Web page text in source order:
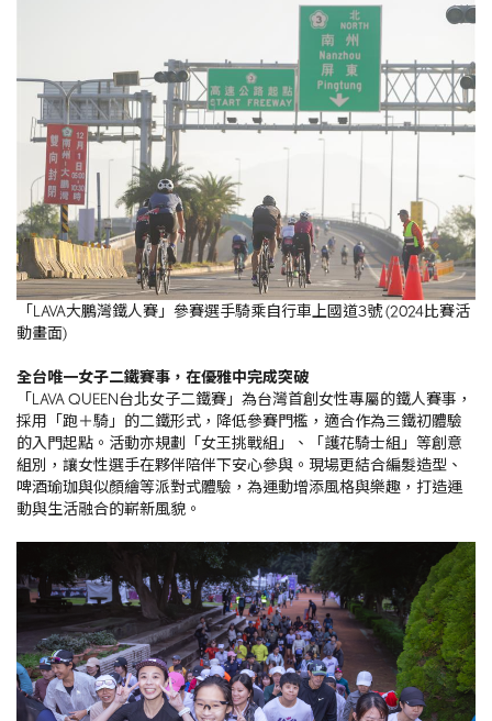
「LAVA大鵬灣鐵人賽」參賽選手騎乘自行車上國道3號 (2024比賽活
動畫面)
全台唯一女子二鐵賽事，在優雅中完成突破
「LAVA QUEEN台北女子二鐵賽」為台灣首創女性專屬的鐵人賽事，
採用「跑＋騎」的二鐵形式，降低參賽門檻，適合作為三鐵初體驗
的入門起點。活動亦規劃「女王挑戰組」、「護花騎士組」等創意
組別，讓女性選手在夥伴陪伴下安心參與。現場更結合編髮造型、
啤酒瑜珈與似顏繪等派對式體驗，為運動增添風格與樂趣，打造運
動與生活融合的嶄新風貌。